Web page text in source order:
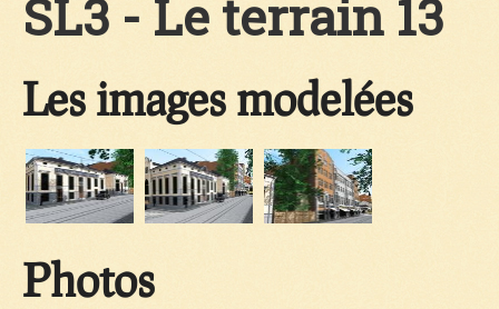
SL3 - Le terrain 13
Les images modelées
Photos